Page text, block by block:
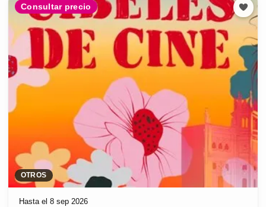
Consultar precio
OTROS
Hasta el 8 sep 2026